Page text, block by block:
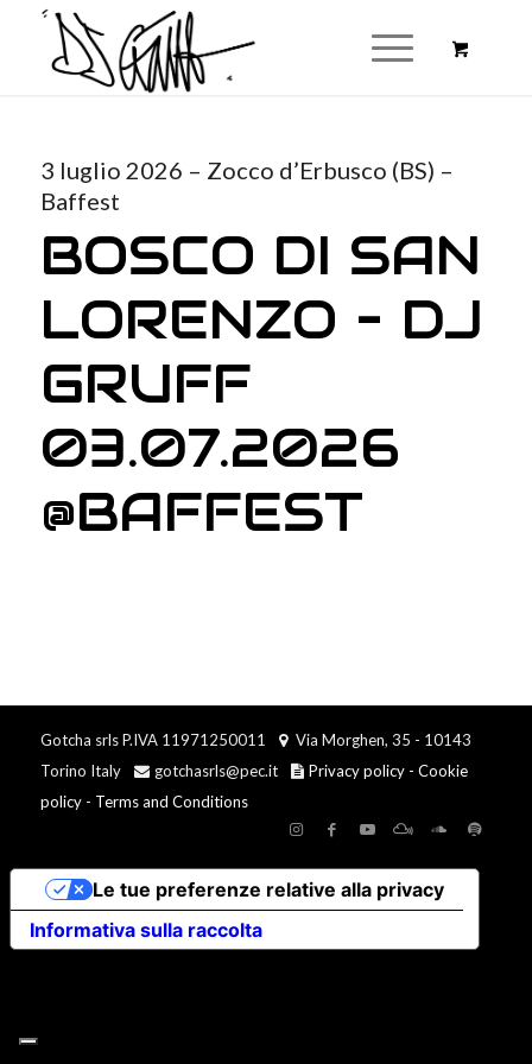
3 luglio 2026 – Zocco d’Erbusco (BS) –
Baffest
BOSCO DI SAN
LORENZO – DJ
GRUFF
03.07.2026
@BAFFEST
Gotcha srls P.IVA 11971250011
Via Morghen, 35 - 10143
Torino Italy
gotchasrls@pec.it Privacy policy- Cookie
policy- Terms and Conditions
Informativa sulla raccolta
Le tue preferenze relative alla privacy